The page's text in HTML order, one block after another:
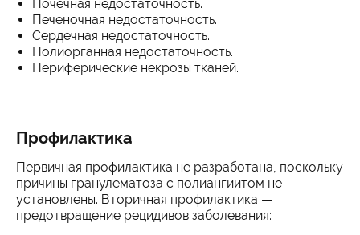
Почечная недостаточность.
Печеночная недостаточность.
Сердечная недостаточность.
Полиорганная недостаточность.
Периферические некрозы тканей.
Профилактика
Первичная профилактика не разработана, поскольку
причины гранулематоза с полиангиитом не
установлены. Вторичная профилактика —
предотвращение рецидивов заболевания: